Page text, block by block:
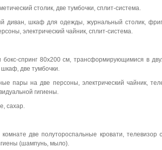
столик, две тумбочки, сплит-система.
диван, шкаф для одежды, журнальный столик,
электрический чайник, сплит-система.
спринг 80х200 см, трансформирующимися в
две тумбочки.
пары на две персоны, электрический чайник,
гигиены.
сахар.
две полутороспальные кровати, телевизор
(шампунь, мыло).